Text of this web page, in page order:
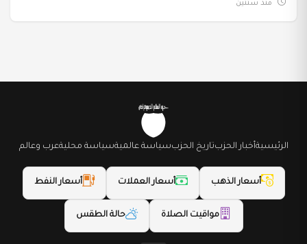
منذ سنتين
الرئيسيةأخبار الحزبتاريخ الحزبسياسة عالميةسياسة محليةعرب وعالم
أسعار الذهب أسعار العملات أسعار النفط
مواقيت الصلاة حالة الطقس